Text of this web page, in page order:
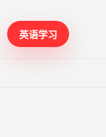
英语学习